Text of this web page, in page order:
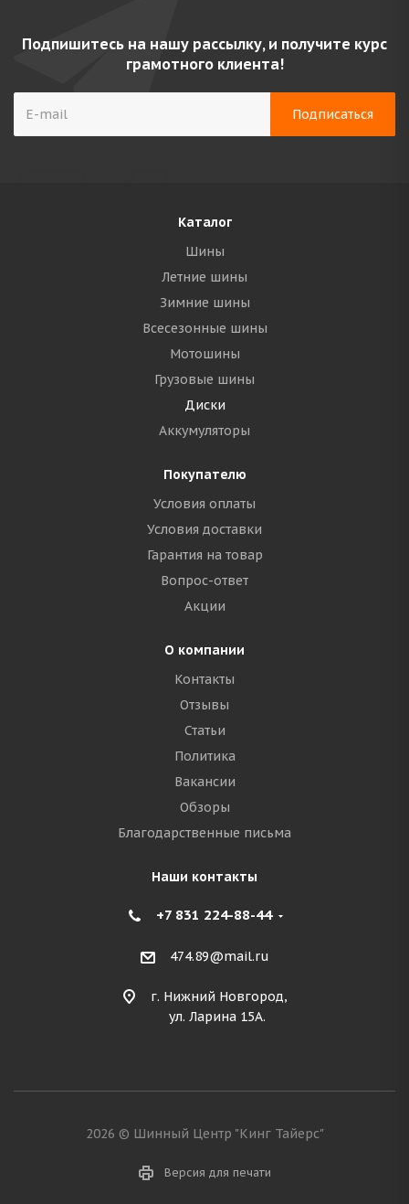
Подпишитесь на нашу рассылку, и получите курс
грамотного клиента!
Каталог
Шины
Летние шины
Зимние шины
Всесезонные шины
Мотошины
Грузовые шины
Диски
Аккумуляторы
Покупателю
Условия оплаты
Условия доставки
Гарантия на товар
Вопрос-ответ
Акции
О компании
Контакты
Отзывы
Статьи
Политика
Вакансии
Обзоры
Благодарственные письма
Наши контакты
+7 831 224-88-44
474.89@mail.ru
г. Нижний Новгород,
ул. Ларина 15А.
2026 © Шинный Центр "Кинг Тайерс"
Версия для печати